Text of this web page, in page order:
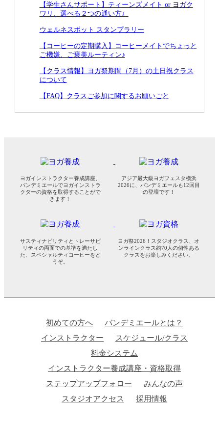
【学生さんサポート】ティーンズメイト or ヨガク
ワリ、選べる２つの通い方♩
ウェルネスポット スタンプラリー
【コーヒーの定期購入】コーヒーメイトでちょっと
ご機嫌、ご褒美ルーティン♪
【クラス情報】ヨガ祭期間（7月）の土日祝クラス
について
【FAQ】クラスご参加に関するお願いごと
ヨガインストラクター養成講座、
バンデミエールでヨガインストラ
クターの資格を取得することがで
きます！
アジア最大級ヨガフェスタ横浜
2026に、バンデミエールも12回目
の登壇です！
サスティナビリティとトレーサビ
リティの両面での基準を満たし
た、スペシャルティコーヒーをど
うぞ。
ヨガ祭2026！スタジオクラス、オ
ンラインクラス約70人の個性ある
クラスをお楽しみください。
初めての方へ
バンデミエールとは？
インストラクター
スケジュール/クラス
料金システム
インストラクター養成講座・資格取得
ステップアップフォロー
みんなの声
スタジオアクセス
採用情報